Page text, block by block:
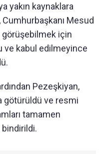
yakın kaynaklara
Cumhurbaşkanı Mesud
görüşebilmek için
ve kabul edilmeyince
Pezeşkiyan,
götürüldü ve resmi
tamamen
bindirildi.